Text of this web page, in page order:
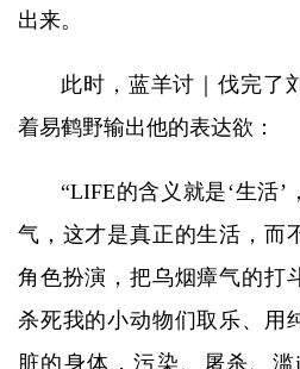
出来。
此时，蓝羊讨｜伐完了
着易鹤野输出他的表达欲：
“LIFE的含义就是‘生活
气，这才是真正的生活，而
角色扮演，把乌烟瘴气的打
杀死我的小动物们取乐、用
脏的身体，污染、屠杀、